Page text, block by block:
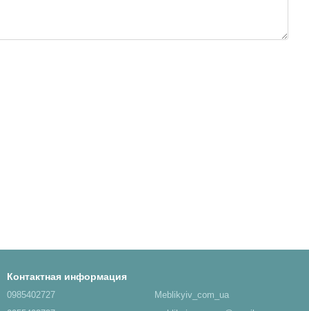
Контактная информация
0985402727
Meblikyiv_com_ua